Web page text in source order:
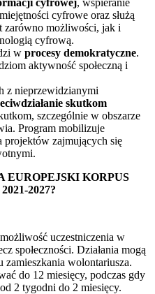
cyfrowe oraz służą
zarówno możliwości, jak i
cyfrową.
w procesy demokratyczne.
aktywność społeczną i
z nieprzewidzianymi
skutkom
szczególnie w obszarze
Program mobilizuje
projektów zajmujących się
KORPUS
2027?
uczestniczenia w
społeczności. Działania mogą
wolontariusza.
do 12 miesięcy, podczas gdy
2 tygodni do 2 miesięcy.